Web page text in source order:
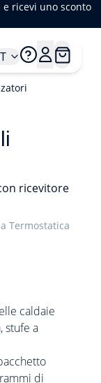
ricevi uno sconto
ricevitore
Termostatica
caldaie
stufe a
di